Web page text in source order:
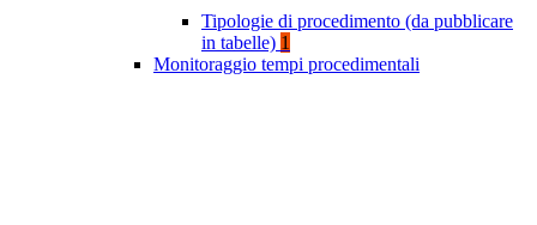
Tipologie di procedimento (da pubblicare
in tabelle) 1
Monitoraggio tempi procedimentali